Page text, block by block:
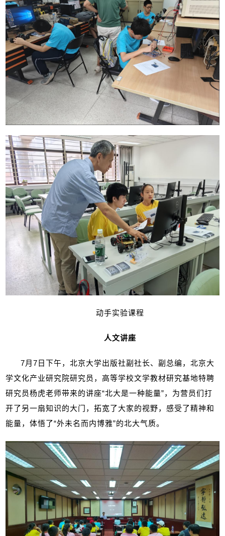
动手实验课程
人文讲座
7月7 日下午，北京大学出版社副社长、副总编，北京大
学文化产业研究院研究员，高等学校文学教材研究基地特聘
研究员杨虎老师带来的讲座“北大是一种能量”，为营员们打
开了另一扇知识的大门，拓宽了大家的视野，感受了精神和
能量，体悟了“外未名而内博雅”的北大气质。